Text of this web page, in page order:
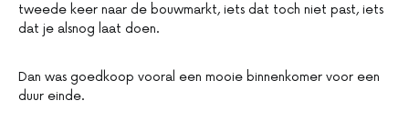
tweede keer naar de bouwmarkt, iets dat toch niet past, iets
dat je alsnog laat doen.
Dan was goedkoop vooral een mooie binnenkomer voor een
duur einde.